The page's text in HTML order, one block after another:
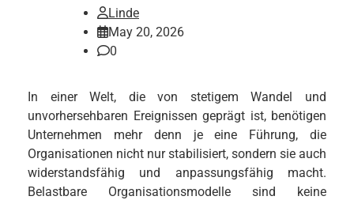
Linde
May 20, 2026
0
In einer Welt, die von stetigem Wandel und
unvorhersehbaren Ereignissen geprägt ist, benötigen
Unternehmen mehr denn je eine Führung, die
Organisationen nicht nur stabilisiert, sondern sie auch
widerstandsfähig und anpassungsfähig macht.
Belastbare Organisationsmodelle sind keine